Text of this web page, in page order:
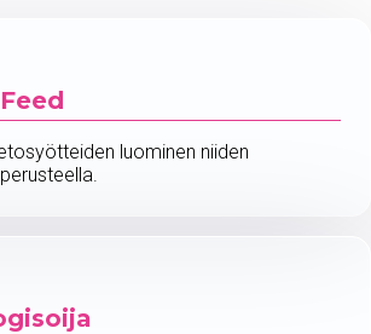
luominen niiden